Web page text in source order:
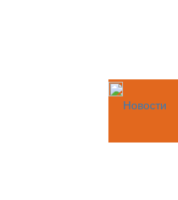
Новости